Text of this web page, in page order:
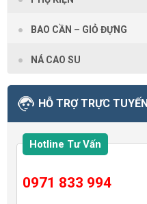
BAO CẦN – GIỎ ĐỰNG
NÁ CAO SU
HỖ TRỢ TRỰC TUYẾN
Hotline Tư Vấn
0971 833 994